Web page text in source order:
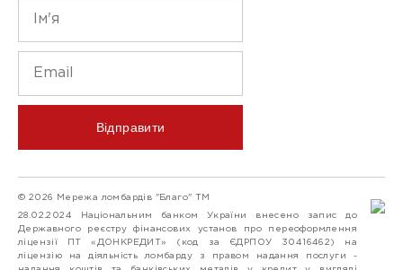
Відправити
© 2026 Мережа ломбардів "Благо" ТМ
28.02.2024 Національним банком України внесено запис до
Державного реєстру фінансових установ про переоформлення
ліцензії ПТ «ДОНКРЕДИТ» (код за ЄДРПОУ 30416462) на
ліцензію на діяльність ломбарду з правом надання послуги -